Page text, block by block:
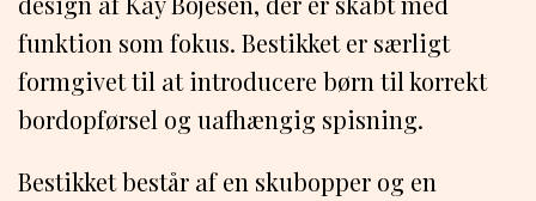
funktion som fokus. Bestikket er særligt
formgivet til at introducere børn til korrekt
bordopførsel og uafhængig spisning.
Bestikket består af en skubopper og en